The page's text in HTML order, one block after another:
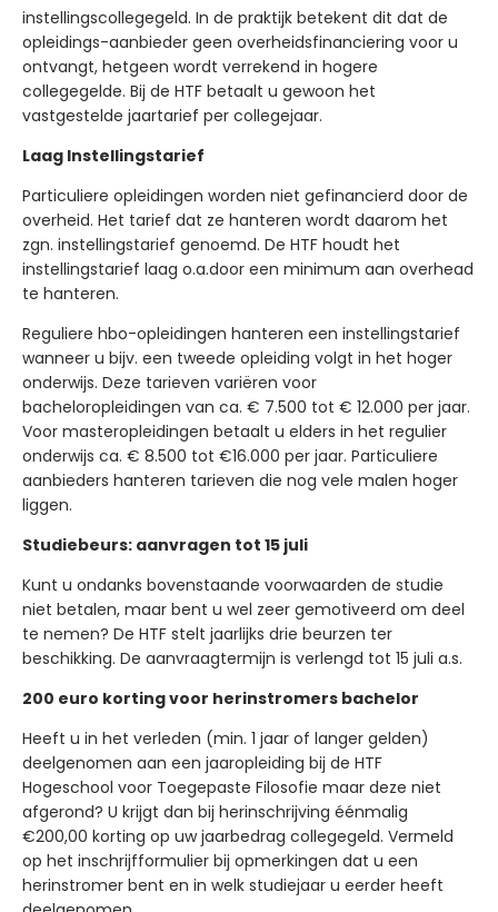
instellingscollegegeld. In de praktijk betekent dit dat de
opleidings-aanbieder geen overheidsfinanciering voor u
ontvangt, hetgeen wordt verrekend in hogere
collegegelde. Bij de HTF betaalt u gewoon het
vastgestelde jaartarief per collegejaar.
Laag Instellingstarief
Particuliere opleidingen worden niet gefinancierd door de
overheid. Het tarief dat ze hanteren wordt daarom het
zgn. instellingstarief genoemd. De HTF houdt het
instellingstarief laag o.a.door een minimum aan overhead
te hanteren.
​Reguliere hbo-opleidingen hanteren een instellingstarief
wanneer u bijv. een tweede opleiding volgt in het hoger
onderwijs. Deze tarieven variëren voor
bacheloropleidingen van ca. € 7.500 tot € 12.000 per jaar.
Voor masteropleidingen betaalt u elders in het regulier
onderwijs ca. € 8.500 tot €16.000 per jaar. Particuliere
aanbieders hanteren tarieven die nog vele malen hoger
liggen.
Studiebeurs: aanvragen tot 15 juli
Kunt u ondanks bovenstaande voorwaarden de studie
niet betalen, maar bent u wel zeer gemotiveerd om deel
te nemen? De HTF stelt jaarlijks drie beurzen ter
beschikking. De aanvraagtermijn is verlengd tot 15 juli a.s.
200 euro korting voor herinstromers bachelor
Heeft u in het verleden (min. 1 jaar of langer gelden)
deelgenomen aan een jaaropleiding bij de HTF
Hogeschool voor Toegepaste Filosofie maar deze niet
afgerond? U krijgt dan bij herinschrijving éénmalig
€200,00 korting op uw jaarbedrag collegegeld. Vermeld
op het inschrijfformulier bij opmerkingen dat u een
herinstromer bent en in welk studiejaar u eerder heeft